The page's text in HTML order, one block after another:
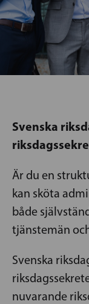
Svenska
Är du en
kan sköta
både
tjänstemän
Svenska
nuvarande